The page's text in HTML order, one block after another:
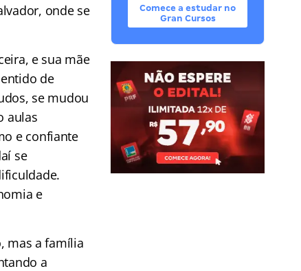
onde se
e sua mãe
de
se mudou
aulas
e confiante
se
e
mas a família
a
Comece a estudar no
Gran Cursos